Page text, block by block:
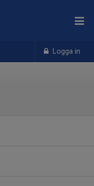
Logga in